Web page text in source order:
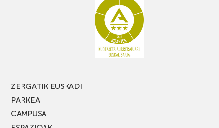
ZERGATIK EUSKADI
PARKEA
CAMPUSA